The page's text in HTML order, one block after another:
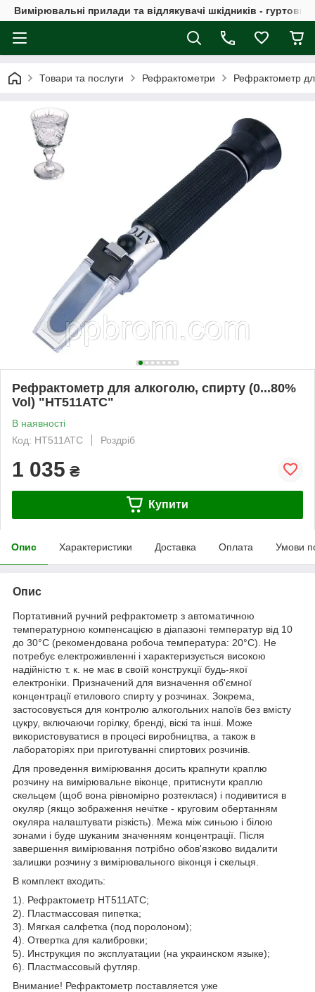
Вимірювальні прилади та відлякувачі шкідників -
Товари та послуги Рефрактометри Рефрактометр
Рефрактометр для алкоголю, спирту (0...80%
Vol) "HT511ATC"
В наявності
Код: HT511ATC
Роздріб
1 035 ₴
Купити
Опис Характеристики Доставка Оплата Умови
Опис
Портативний ручний рефрактометр з автоматичною
температурною компенсацією в діапазоні температур від 10
до 30°С (рекомендована робоча температура: 20°С). Не
потребує електроживленні і характеризується високою
надійністю т. к. не має в своїй конструкції будь-якої
електроніки. Призначений для визначення об'ємної
концентрації етилового спирту у розчинах. Зокрема,
застосовується для контролю алкогольних напоїв без вмісту
цукру, включаючи горілку, бренді, віскі та інші. Може
використовуватися в процесі виробництва, а також в
лабораторіях при приготуванні спиртових розчинів.
Для проведення вимірювання досить крапнути краплю
розчину на вимірювальне віконце, притиснути краплю
скельцем (щоб вона рівномірно розтеклася) і подивитися в
окуляр (якщо зображення нечітке - круговим обертанням
окуляра налаштувати різкість). Межа між синьою і білою
зонами і буде шуканим значенням концентрації. Після
завершення вимірювання потрібно обов'язково видалити
залишки розчину з вимірювального віконця і скельця.
В комплект входить:
1). Рефрактометр HT511ATC;
2). Пластмассовая пипетка;
3). Мягкая салфетка (под поролоном);
4). Отвертка для калибровки;
5). Инструкция по эксплуатации (на украинском языке);
6). Пластмассовый футляр.
Внимание! Рефрактометр поставляется уже